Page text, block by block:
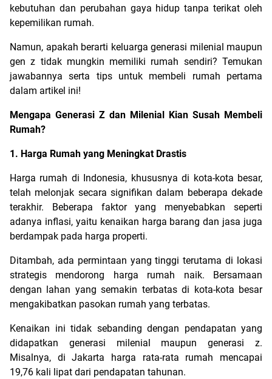
kebutuhan dan perubahan gaya hidup tanpa terikat oleh
kepemilikan rumah.
Namun, apakah berarti keluarga generasi milenial maupun
gen z tidak mungkin memiliki rumah sendiri? Temukan
jawabannya serta tips untuk membeli rumah pertama
dalam artikel ini!
Mengapa Generasi Z dan Milenial Kian Susah Membeli
Rumah?
1. Harga Rumah yang Meningkat Drastis
Harga rumah di Indonesia, khususnya di kota-kota besar,
telah melonjak secara signifikan dalam beberapa dekade
terakhir. Beberapa faktor yang menyebabkan seperti
adanya inflasi, yaitu kenaikan harga barang dan jasa juga
berdampak pada harga properti.
Ditambah, ada permintaan yang tinggi terutama di lokasi
strategis mendorong harga rumah naik. Bersamaan
dengan lahan yang semakin terbatas di kota-kota besar
mengakibatkan pasokan rumah yang terbatas.
Kenaikan ini tidak sebanding dengan pendapatan yang
didapatkan generasi milenial maupun generasi z.
Misalnya, di Jakarta harga rata-rata rumah mencapai
19,76 kali lipat dari pendapatan tahunan.